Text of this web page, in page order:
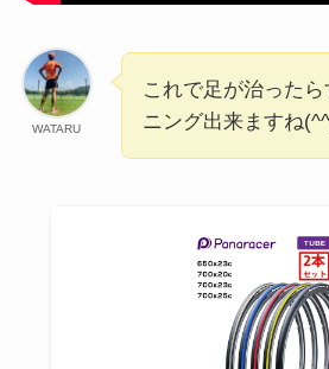
WATARU
これで足が治った
ニング出来ますね